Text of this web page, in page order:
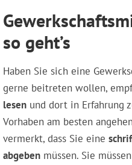
so geht’s
Haben Sie sich eine
gerne beitreten wollen,
lesen und dort in Erfahrung
Vorhaben am besten
vermerkt, dass Sie eine
abgeben müssen. Sie